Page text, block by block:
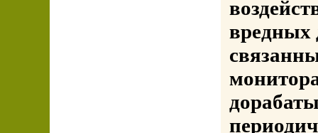
вредных